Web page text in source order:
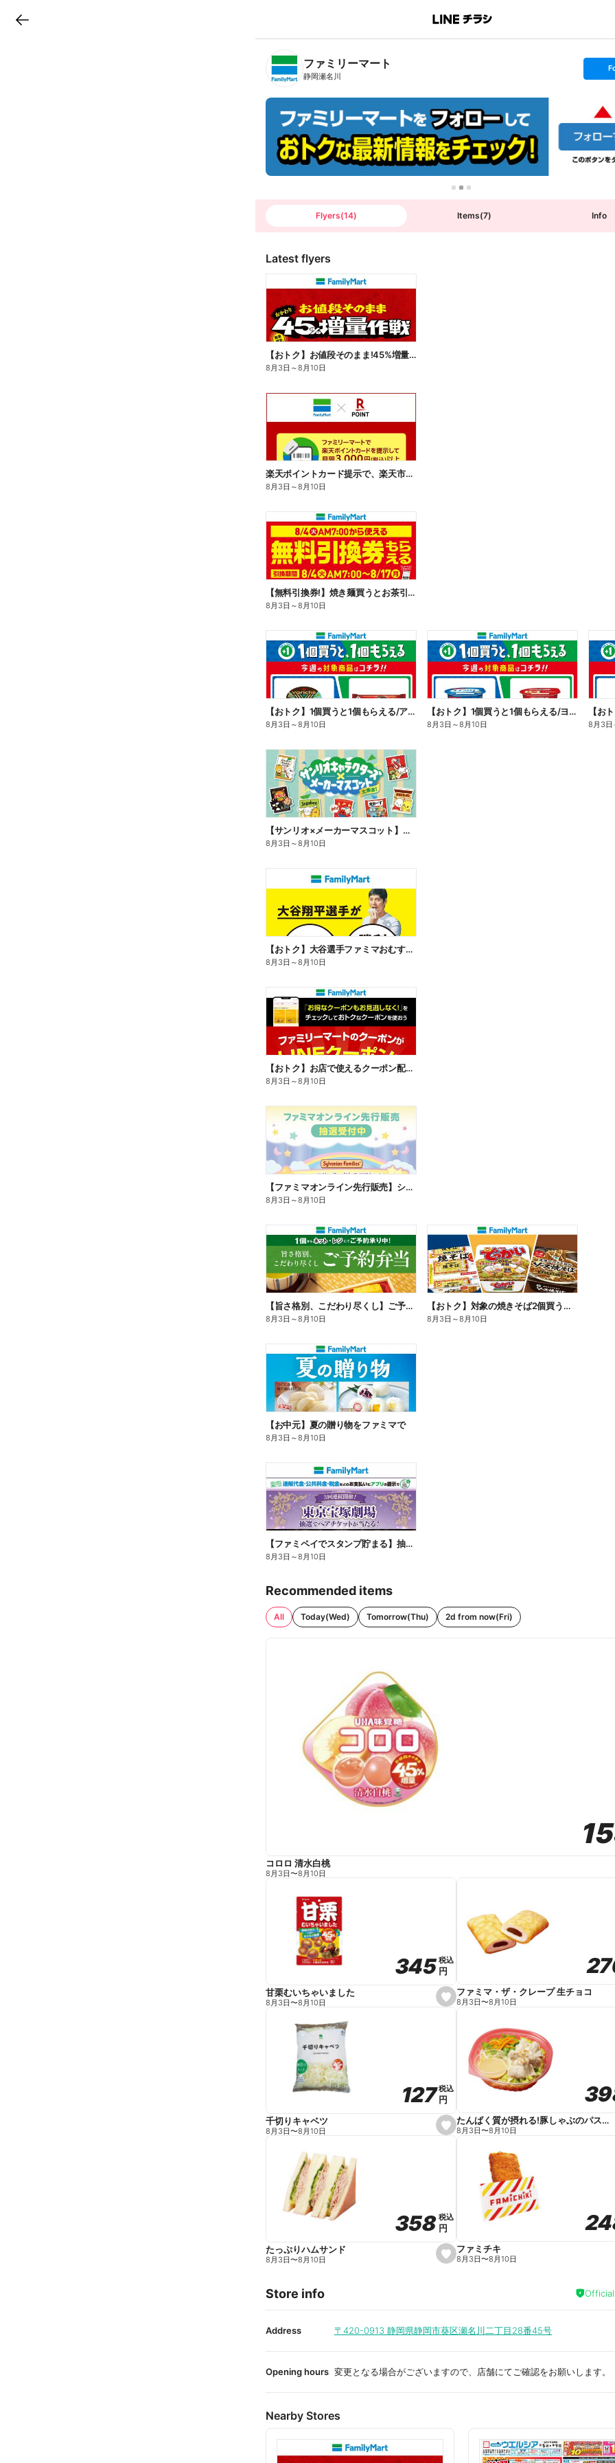
B
n
T
ファミリーマート
静岡瀬名川
s
t
l
o
Flyers(14) Items(7) Info
Latest flyers
【おトク】お値段そのまま!45%増量作戦!
8月3日 ～8月10日
楽天ポイントカード提示で、楽天市場でのお買い物がおトクに!
8月3日 ～8月10日
【無料引換券!】焼き麺買うとお茶引換券貰える!
8月3日 ～8月10日
【おトク】1個買うと1個もらえる/アイス
8月3日 ～8月10日
【おトク】1個買うと1個もらえる/ヨーグルト
8月3日 ～8月10日
【お
8月3日
【サンリオ×メーカーマスコット】オリジナルグッズ貰える!
8月3日 ～8月10日
【おトク】大谷選手ファミマおむすび割
8月3日 ～8月10日
【おトク】お店で使えるクーポン配信中
8月3日 ～8月10日
【ファミマオンライン先行販売】シルバニアファミリー
8月3日 ～8月10日
【旨さ格別、こだわり尽くし】ご予約弁当
8月3日 ～8月10日
【おトク】対象の焼きそば2個買うと100円引き!
8月3日 ～8月10日
【お中元】夏の贈り物をファミマで
8月3日 ～8月10日
【ファミペイでスタンプ貯まる】抽選でペアチケットが当たる!
8月3日 ～8月10日
Recommended items
All Today(Wed) Tomorrow(Thu) 2d from now(Fri)
コロロ 清水白桃
8月3日〜8月10日
s
e
e
345
345税込
税込
円
円
甘栗むいちゃいました
8月3日〜8月10日
ファミマ・ザ・クレープ 生チョコ
8月3日〜8月10日
s
e
e
127
127税込
税込
円
円
千切りキャベツ
8月3日〜8月10日
たんぱく質が摂れる!豚しゃぶのパスタサラダ
8月3日〜8月10日
s
e
i
t
358
358税込
税込
円
円
たっぷりハムサンド
8月3日〜8月10日
ファミチキ
8月3日〜8月10日
Store info
Address 〒420-0913 静岡県静岡市葵区瀬名川二丁目28番45号
Opening hours 変更となる場合がございますので、店舗にてご確認をお願いします。
Nearby Stores